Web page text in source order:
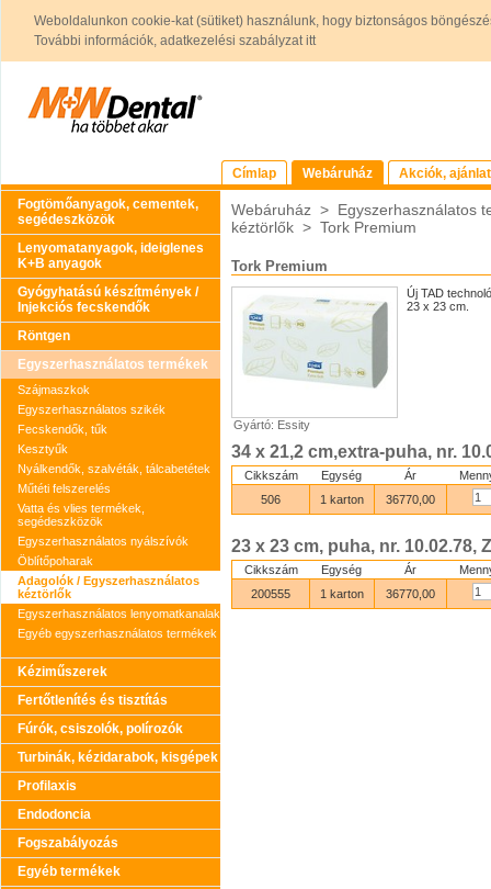
Weboldalunkon cookie-kat (sütiket) használunk, hogy biztonságos
További információk, adatkezelési szabályzat itt
Címlap Webáruház
Akciók,
Fogtömőanyagok, cementek,
segédeszközök
Lenyomatanyagok, ideiglenes
K+B anyagok
Gyógyhatású készítmények /
Injekciós fecskendők
Röntgen
Egyszerhasználatos termékek
Szájmaszkok
Egyszerhasználatos szikék
Fecskendők, tűk
Kesztyűk
Nyálkendők, szalvéták, tálcabetétek
Műtéti felszerelés
Vatta és vlies termékek,
segédeszközök
Egyszerhasználatos nyálszívók
Öblítőpoharak
Adagolók / Egyszerhasználatos
kéztörlők
Egyszerhasználatos lenyomatkanalak
Egyéb egyszerhasználatos termékek
Kéziműszerek
Fertőtlenítés és tisztítás
Fúrók, csiszolók, polírozók
Turbinák, kézidarabok, kisgépek
Profilaxis
Endodoncia
Fogszabályozás
Egyéb termékek
Webáruház > Egyszerhasználatos
kéztörlők > Tork Premium
Tork Premium
Gyártó: Essity
Új TAD
23 x 23 cm.
34 x 21,2 cm,extra-puha, nr.
Cikkszám Egység Ár
506
1 karton 36770,00
23 x 23 cm, puha, nr. 10.02.78,
Cikkszám Egység Ár
200555
1 karton 36770,00